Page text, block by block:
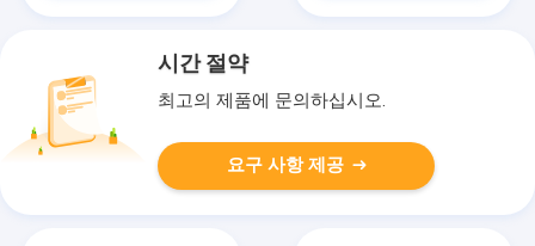
시간 절약
최고의 제품에 문의하십시오.
요구 사항 제공